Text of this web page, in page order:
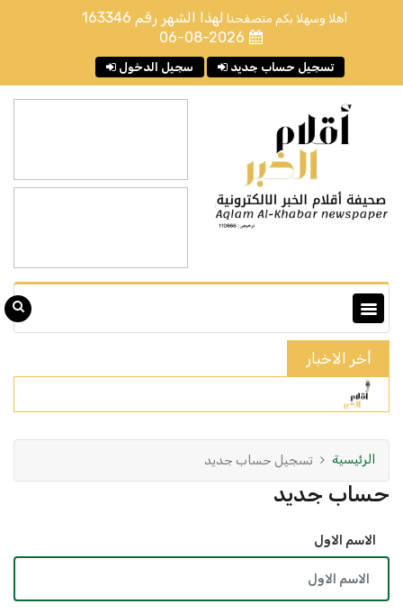
أهلا وسهلا بكم متصفحنا لهذا الشهر رقم 163346
06-08-2026
سجيل الدخول تسجيل حساب جديد
أخر الاخبار
الرئيسية تسجيل حساب جديد
حساب جديد
الاسم الاول